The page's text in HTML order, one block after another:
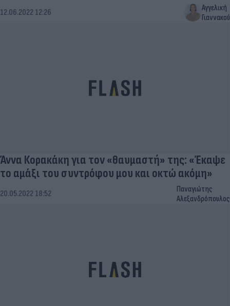
12.06.2022 12:26
Αγγελική
Γιαννακού
Άννα Κορακάκη για τον «θαυμαστή» της: «Έκαψε
το αμάξι του συντρόφου μου και οκτώ ακόμη»
20.05.2022 18:52
Παναγιώτης
Αλεξανδρόπουλος